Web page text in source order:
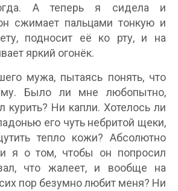
А теперь я сидела и
сжимает пальцами тонкую и
подносит её ко рту, и на
яркий огонёк.
мужа, пытаясь понять, что
Было ли мне любопытно,
курить? Ни капли. Хотелось ли
его чуть небритой щеки,
тепло кожи? Абсолютно
я о том, чтобы он попросил
что жалеет, и вообще на
пор безумно любит меня? Ни